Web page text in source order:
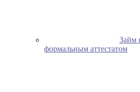
Займ
формальным аттестатом